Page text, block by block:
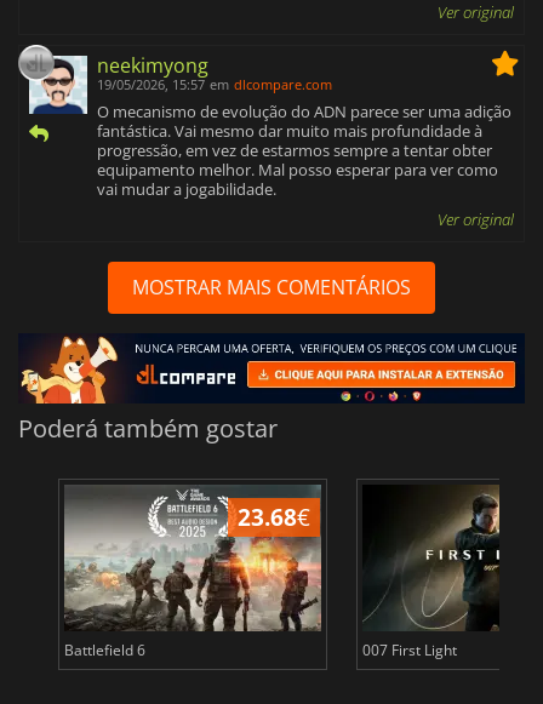
Ver original
neekimyong
19/05/2026, 15:57 em dlcompare.com
O mecanismo de evolução do ADN parece ser uma adição
fantástica. Vai mesmo dar muito mais profundidade à
progressão, em vez de estarmos sempre a tentar obter
equipamento melhor. Mal posso esperar para ver como
vai mudar a jogabilidade.
Ver original
MOSTRAR MAIS COMENTÁRIOS
Poderá também gostar
23.68€
Battlefield 6 007 First Light